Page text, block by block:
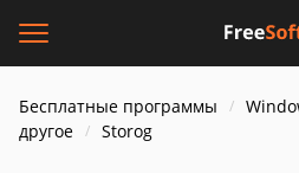
Бесплатные программы
другое
Storog